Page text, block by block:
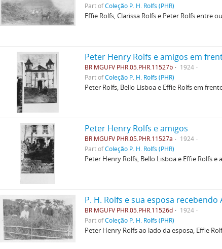
Part ofColeção P. H. Rolfs (PHR)
Effie Rolfs, Clarissa Rolfs e Peter Rolfs entre
Peter Henry Rolfs e amigos em
BR MGUFV PHR.05.PHR.11527b
1924
Part ofColeção P. H. Rolfs (PHR)
Peter Rolfs, Bello Lisboa e Effie Rolfs em
Peter Henry Rolfs e amigos
BR MGUFV PHR.05.PHR.11527a
1924
Part ofColeção P. H. Rolfs (PHR)
Peter Henry Rolfs, Bello Lisboa e Effie Rolfs
P. H. Rolfs e sua esposa
BR MGUFV PHR.05.PHR.11526d
1924
Part ofColeção P. H. Rolfs (PHR)
Peter Henry Rolfs ao lado da esposa, Effie